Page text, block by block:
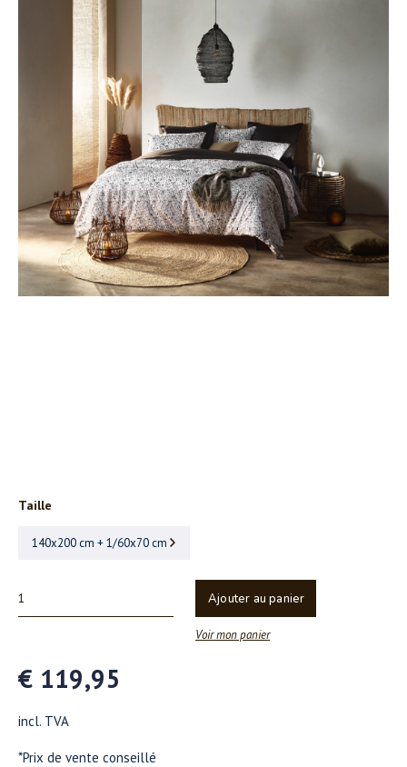
Taille
140x200 cm + 1/60x70 cm
Ajouter au panier
Voir mon panier
€ 119,95
incl. TVA
*Prix de vente conseillé